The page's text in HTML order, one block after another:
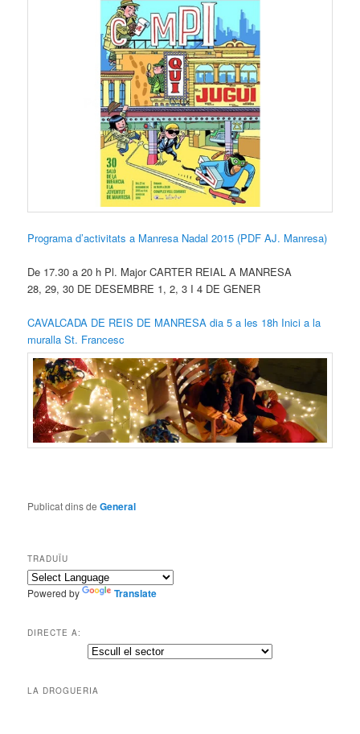
Programa d’activitats a Manresa Nadal 2015 (PDF AJ. Manresa)
De 17.30 a 20 h Pl. Major CARTER REIAL A MANRESA
28, 29, 30 DE DESEMBRE 1, 2, 3 I 4 DE GENER
CAVALCADA DE REIS DE MANRESA dia 5 a les 18h Inici a la
muralla St. Francesc
Publicat dins de General
TRADUÏU
Powered by Translate
DIRECTE A:
LA DROGUERIA